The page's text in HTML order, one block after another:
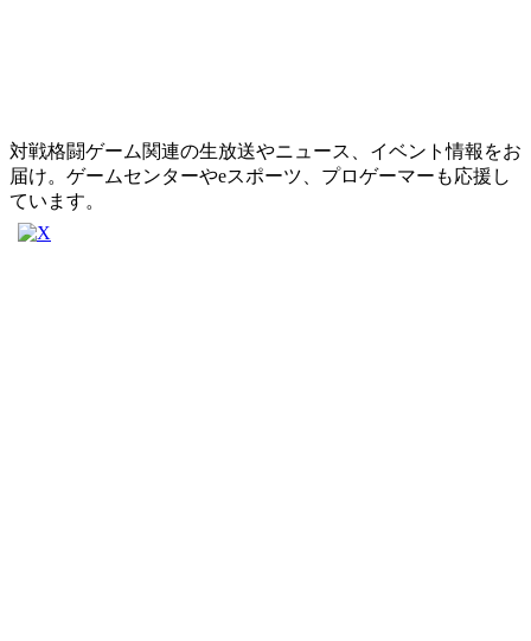
対戦格闘ゲーム関連の生放送やニュース、イベント情報をお
届け。ゲームセンターやeスポーツ、プロゲーマーも応援し
ています。